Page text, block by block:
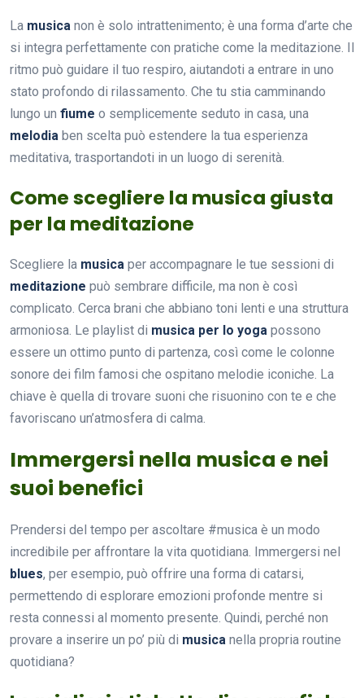
La musica non è solo intrattenimento; è una forma d’arte che
si integra perfettamente con pratiche come la meditazione. Il
ritmo può guidare il tuo respiro, aiutandoti a entrare in uno
stato profondo di rilassamento. Che tu stia camminando
lungo un fiume o semplicemente seduto in casa, una
melodia ben scelta può estendere la tua esperienza
meditativa, trasportandoti in un luogo di serenità.
Come scegliere la musica giusta
per la meditazione
Scegliere la musica per accompagnare le tue sessioni di
meditazione può sembrare difficile, ma non è così
complicato. Cerca brani che abbiano toni lenti e una struttura
armoniosa. Le playlist di musica per lo yoga possono
essere un ottimo punto di partenza, così come le colonne
sonore dei film famosi che ospitano melodie iconiche. La
chiave è quella di trovare suoni che risuonino con te e che
favoriscano un’atmosfera di calma.
Immergersi nella musica e nei
suoi benefici
Prendersi del tempo per ascoltare #musica è un modo
incredibile per affrontare la vita quotidiana. Immergersi nel
blues, per esempio, può offrire una forma di catarsi,
permettendo di esplorare emozioni profonde mentre si
resta connessi al momento presente. Quindi, perché non
provare a inserire un po’ più di musica nella propria routine
quotidiana?